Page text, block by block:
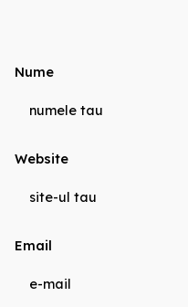
Nume
Website
Email